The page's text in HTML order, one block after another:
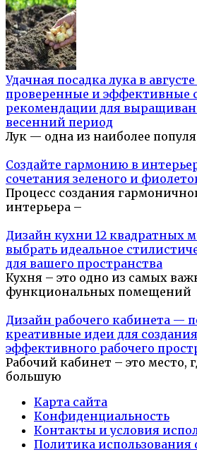
Удачная посадка лука в
проверенные и эффективные
рекомендации для
весенний период
Лук — одна из наиболее
Создайте гармонию в
сочетания зеленого и
Процесс создания
интерьера –
Дизайн кухни 12 квадратных
выбрать идеальное
для вашего пространства
Кухня – это одно из самых
функциональных помещений
Дизайн рабочего кабинета —
креативные идеи для
эффективного рабочего
Рабочий кабинет – это место,
большую
Карта сайта
Конфиденциальность
Контакты и условия
Политика использования